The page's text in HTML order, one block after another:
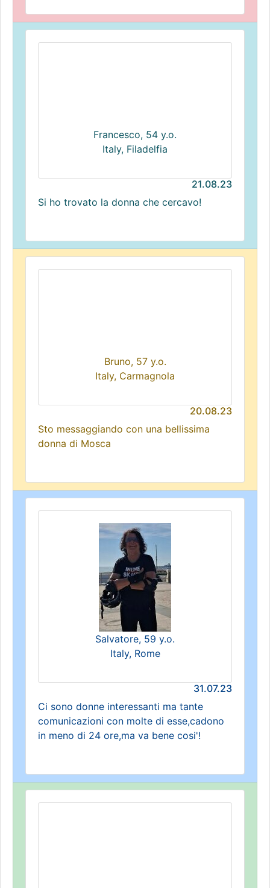
Francesco, 54 y.o.
Italy, Filadelfia
21.08.23
Si ho trovato la donna che cercavo!
Bruno, 57 y.o.
Italy, Carmagnola
20.08.23
Sto messaggiando con una bellissima
donna di Mosca
Salvatore, 59 y.o.
Italy, Rome
31.07.23
Ci sono donne interessanti ma tante
comunicazioni con molte di esse,cadono
in meno di 24 ore,ma va bene cosi'!